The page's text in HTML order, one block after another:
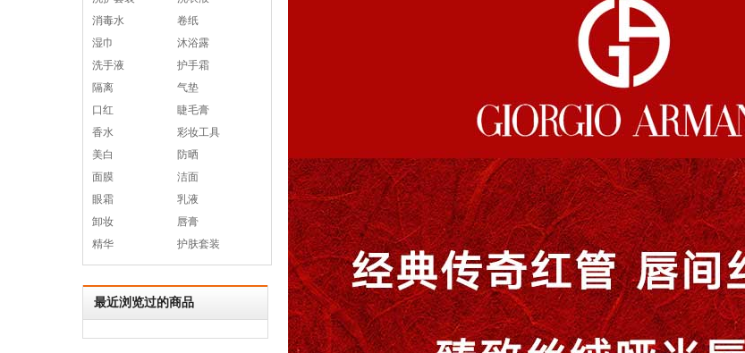
消毒水
卷纸
湿巾
沐浴露
洗手液
护手霜
隔离
气垫
口红
睫毛膏
香水
彩妆工具
美白
防晒
面膜
洁面
眼霜
乳液
卸妆
唇膏
精华
护肤套装
最近浏览过的商品